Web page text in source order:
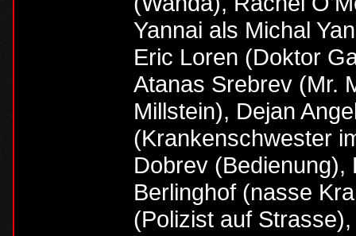
Yannai als Michal
Eric Loren (Doktor
Atanas Srebrev (Mr.
Millstein), Dejan
(Krankenschwester
Dobrev (Bedienung),
Berlinghof (nasse
(Polizist auf